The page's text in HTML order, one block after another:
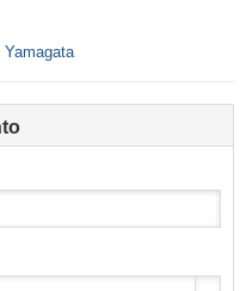
Yamagata